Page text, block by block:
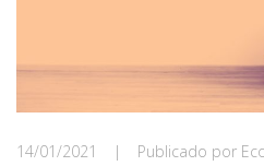
14/01/2021 | Publicado por